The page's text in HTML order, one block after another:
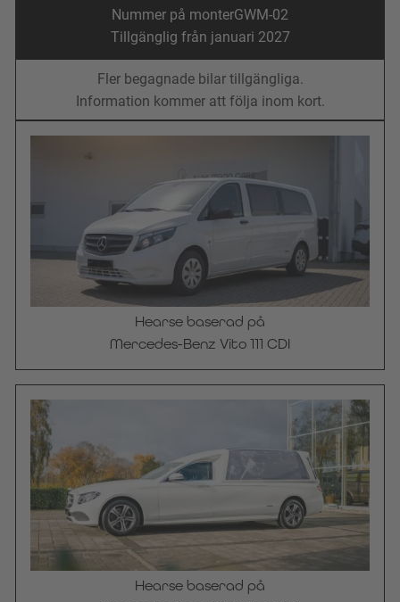
Nummer på monterGWM-02
Tillgänglig från januari 2027
Fler begagnade bilar tillgängliga.
Information kommer att följa inom kort.
Hearse baserad på
Mercedes-Benz Vito 111 CDI
Hearse baserad på